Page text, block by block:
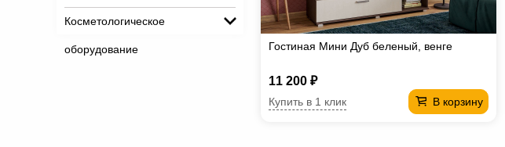
Косметологическое
оборудование Гостиная Мини Дуб беленый, венге
11 200 ₽
В корзину
Купить в 1 клик